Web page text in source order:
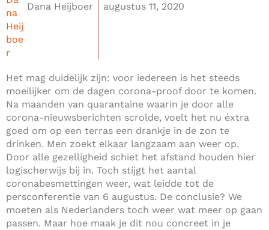
Dana Heijboer augustus 11, 2020
Het mag duidelijk zijn: voor iedereen is het steeds
moeilijker om de dagen corona-proof door te komen.
Na maanden van quarantaine waarin je door alle
corona-nieuwsberichten scrolde, voelt het nu éxtra
goed om op een terras een drankje in de zon te
drinken. Men zoekt elkaar langzaam aan weer op.
Door alle gezelligheid schiet het afstand houden hier
logischerwijs bij in. Toch stijgt het aantal
coronabesmettingen weer, wat leidde tot de
persconferentie van 6 augustus. De conclusie? We
moeten als Nederlanders toch weer wat meer op gaan
passen. Maar hoe maak je dit nou concreet in je